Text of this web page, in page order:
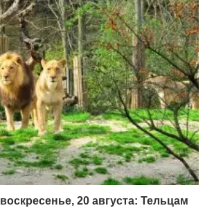
20 августа: Тельцам